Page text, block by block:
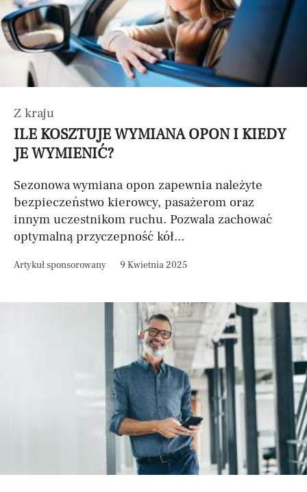
Z kraju
ILE KOSZTUJE WYMIANA OPON I KIEDY
JE WYMIENIĆ?
Sezonowa wymiana opon zapewnia należyte
bezpieczeństwo kierowcy, pasażerom oraz
innym uczestnikom ruchu. Pozwala zachować
optymalną przyczepność kół...
Artykuł sponsorowany 9 Kwietnia 2025